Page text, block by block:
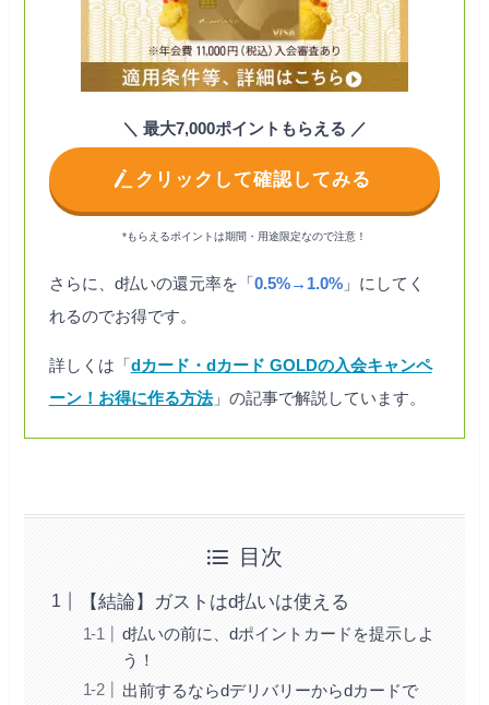
＼ 最大7,000ポイントもらえる ／
クリックして確認してみる
*もらえるポイントは期間・用途限定なので注意！
さらに、d払いの還元率を「0.5%→1.0%」にしてく
れるのでお得です。
詳しくは「dカード・dカード GOLDの入会キャンペ
ーン！お得に作る方法」の記事で解説しています。
目次
【結論】ガストはd払いは使える
d払いの前に、dポイントカードを提示しよ
う！
出前するならdデリバリーからdカードで